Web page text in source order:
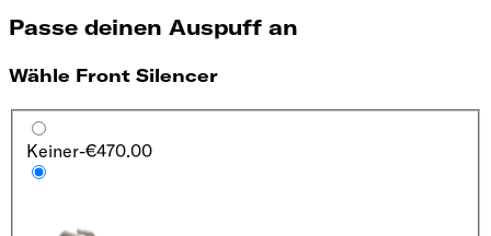
Passe deinen Auspuff an
Wähle Front Silencer
Keiner-€470.00